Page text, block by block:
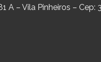
A – Vila Pinheiros – Cep: